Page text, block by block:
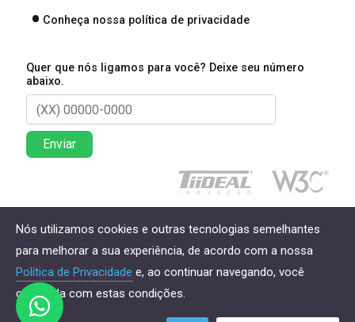
Conheça nossa política de privacidade
Quer que nós ligamos para você? Deixe seu número
abaixo.
Enviar
Direitos reservados à Lima Associados Contabilidade
Empresarial - 2026
Nós utilizamos cookies e outras tecnologias semelhantes
para melhorar a sua experiência, de acordo com a nossa
Política de Privacidade e, ao continuar navegando, você
concorda com estas condições.